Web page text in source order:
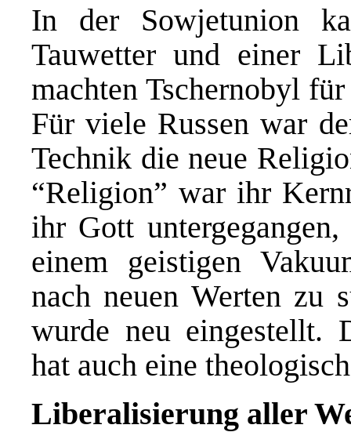
In der Sowjetunion
Tauwetter und einer
machten Tschernobyl
Für viele Russen war
Technik die neue
“Religion” war ihr
ihr Gott
einem geistigen
nach neuen Werten zu
wurde neu eingestellt.
hat auch eine
Liberalisierung aller